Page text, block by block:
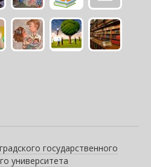
государственного
университета